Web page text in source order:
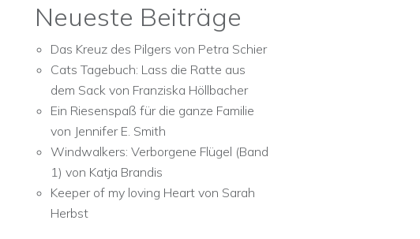
Neueste Beiträge
Das Kreuz des Pilgers von Petra Schier
Cats Tagebuch: Lass die Ratte aus
dem Sack von Franziska Höllbacher
Ein Riesenspaß für die ganze Familie
von Jennifer E. Smith
Windwalkers: Verborgene Flügel (Band
1) von Katja Brandis
Keeper of my loving Heart von Sarah
Herbst